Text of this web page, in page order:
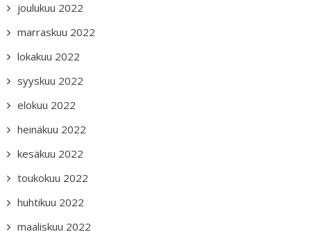
joulukuu 2022
marraskuu 2022
lokakuu 2022
syyskuu 2022
elokuu 2022
heinäkuu 2022
kesäkuu 2022
toukokuu 2022
huhtikuu 2022
maaliskuu 2022